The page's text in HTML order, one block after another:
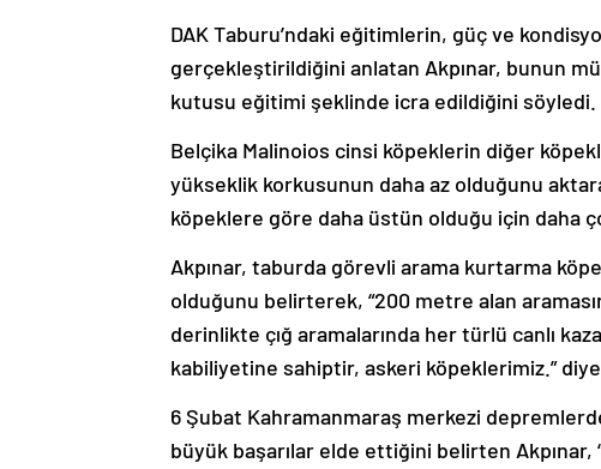
DAK Taburu’ndaki eğitimlerin, güç ve
gerçekleştirildiğini anlatan Akpınar, bunun
kutusu eğitimi şeklinde icra edildiğini söyledi.
Belçika Malinoios cinsi köpeklerin diğer
yükseklik korkusunun daha az olduğunu
köpeklere göre daha üstün olduğu için daha
Akpınar, taburda görevli arama kurtarma
olduğunu belirterek, “200 metre alan
derinlikte çığ aramalarında her türlü canlı
kabiliyetine sahiptir, askeri köpeklerimiz.”
6 Şubat Kahramanmaraş merkezi
büyük başarılar elde ettiğini belirten Akpınar,